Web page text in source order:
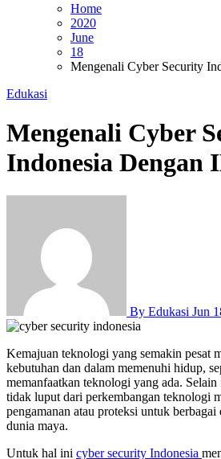
Home
2020
June
18
Mengenali Cyber Security
Edukasi
Mengenali Cyber
Indonesia Dengan
By Edukasi Jun
Kemajuan teknologi yang semakin pesat merubah berbagai
kebutuhan dan dalam memenuhi hidup,
memanfaatkan teknologi yang ada.
tidak luput dari perkembangan teknologi
pengamanan atau proteksi untuk
dunia maya.
Untuk hal ini cyber security Indonesia